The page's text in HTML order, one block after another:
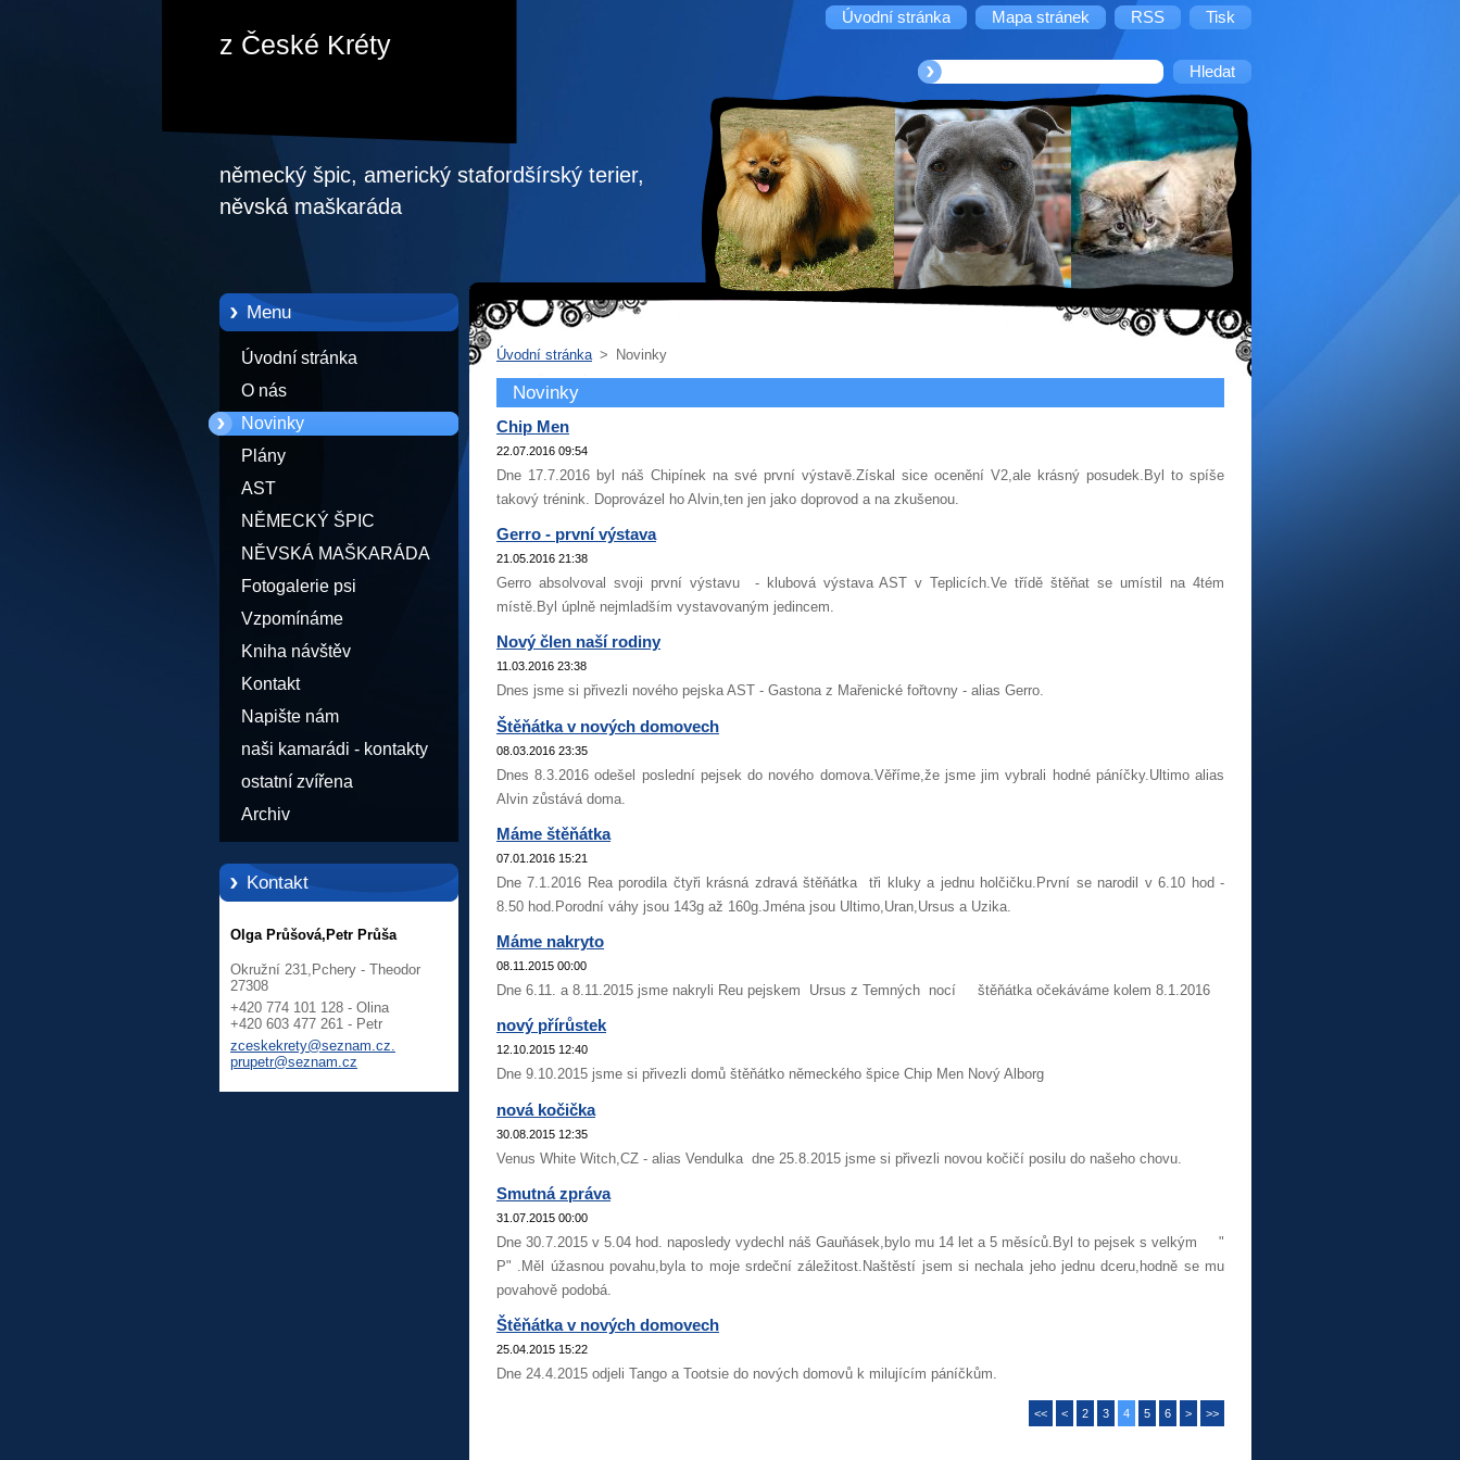
Úvodní stránka Mapa stránek RSS Tisk
z České Kréty
německý špic, americký stafordšírský terier,
něvská maškaráda
Menu
Úvodní stránka
O nás
Novinky
Plány
AST
NĚMECKÝ ŠPIC
NĚVSKÁ MAŠKARÁDA
Fotogalerie psi
Vzpomínáme
Kniha návštěv
Kontakt
Napište nám
naši kamarádi - kontakty
ostatní zvířena
Archiv
Kontakt
Olga Průšová,Petr Průša
Okružní 231,Pchery - Theodor
27308
+420 774 101 128 - Olina
+420 603 477 261 - Petr
zceskekrety@seznam.cz.
prupetr@seznam.cz
Úvodní stránka > Novinky
Novinky
Chip Men
22.07.2016 09:54
Dne 17.7.2016 byl náš Chipínek na své první výstavě.Získal sice ocenění V2,ale krásný posudek.Byl to spíše
takový trénink. Doprovázel ho Alvin,ten jen jako doprovod a na zkušenou.
Gerro - první výstava
21.05.2016 21:38
Gerro absolvoval svoji první výstavu - klubová výstava AST v Teplicích.Ve třídě štěňat se umístil na 4tém
místě.Byl úplně nejmladším vystavovaným jedincem.
Nový člen naší rodiny
11.03.2016 23:38
Dnes jsme si přivezli nového pejska AST - Gastona z Mařenické fořtovny - alias Gerro.
Štěňátka v nových domovech
08.03.2016 23:35
Dnes 8.3.2016 odešel poslední pejsek do nového domova.Věříme,že jsme jim vybrali hodné páníčky.Ultimo alias
Alvin zůstává doma.
Máme štěňátka
07.01.2016 15:21
Dne 7.1.2016 Rea porodila čtyři krásná zdravá štěňátka tři kluky a jednu holčičku.První se narodil v 6.10 hod -
8.50 hod.Porodní váhy jsou 143g až 160g.Jména jsou Ultimo,Uran,Ursus a Uzika.
Máme nakryto
08.11.2015 00:00
Dne 6.11. a 8.11.2015 jsme nakryli Reu pejskem Ursus z Temných nocí štěňátka očekáváme kolem 8.1.2016
nový přírůstek
12.10.2015 12:40
Dne 9.10.2015 jsme si přivezli domů štěňátko německého špice Chip Men Nový Alborg
nová kočička
30.08.2015 12:35
Venus White Witch,CZ - alias Vendulka dne 25.8.2015 jsme si přivezli novou kočičí posilu do našeho chovu.
Smutná zpráva
31.07.2015 00:00
Dne 30.7.2015 v 5.04 hod. naposledy vydechl náš Gauňásek,bylo mu 14 let a 5 měsíců.Byl to pejsek s velkým "
P" .Měl úžasnou povahu,byla to moje srdeční záležitost.Naštěstí jsem si nechala jeho jednu dceru,hodně se mu
povahově podobá.
Štěňátka v nových domovech
25.04.2015 15:22
Dne 24.4.2015 odjeli Tango a Tootsie do nových domovů k milujícím páníčkům.
<< < 2 3 4 5 6 > >>